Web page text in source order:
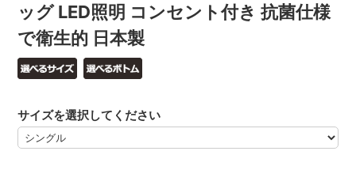
ッグ LED照明 コンセント付き 抗菌仕様
で衛生的 日本製
サイズを選択してください